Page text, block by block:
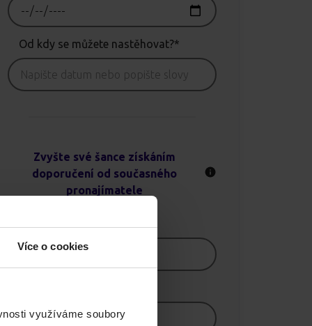
Více o cookies
využíváme soubory
Od kdy se můžete nastěhovat?*
Zvyšte své šance získáním
doporučení od současného
pronajímatele